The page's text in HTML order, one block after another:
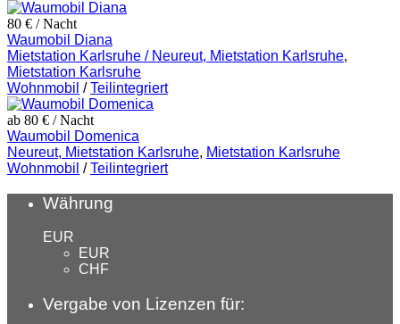
80 € / Nacht
Waumobil Diana
Mietstation Karlsruhe / Neureut, Mietstation Karlsruhe,
Mietstation Karlsruhe
Wohnmobil /Teilintegriert
ab 80 € / Nacht
Waumobil Domenica
Neureut, Mietstation Karlsruhe, Mietstation Karlsruhe
Wohnmobil /Teilintegriert
Währung
EUR
EUR
CHF
Vergabe von Lizenzen für: